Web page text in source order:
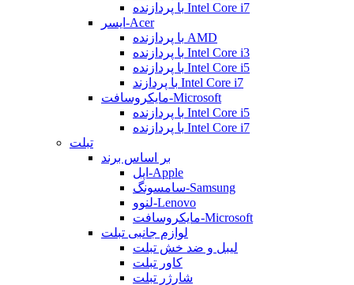
با پردازنده Intel Core i7
ایسر-Acer
با پردازنده AMD
با پردازنده Intel Core i3
با پردازنده Intel Core i5
با پردازند Intel Core i7
مایکروسافت-Microsoft
با پردازنده Intel Core i5
با پردازنده Intel Core i7
تبلت
بر اساس برند
اپل-Apple
سامسونگ-Samsung
لنوو-Lenovo
مایکروسافت-Microsoft
لوازم جانبی تبلت
لیبل و ضد خش تبلت
کاور تبلت
شارژر تبلت